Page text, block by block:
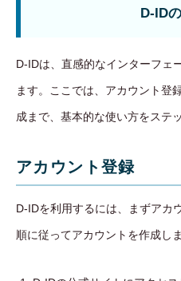
D-ID
D-IDは、直感的なインターフェ
ます。ここでは、アカウント登
成まで、基本的な使い方をステ
アカウント登録
D-IDを利用するには、まずアカ
順に従ってアカウントを作成し